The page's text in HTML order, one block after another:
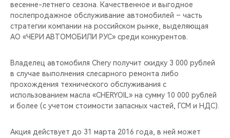
CHERY REMOTE
НАШИ МЕРОПРИЯТИЯ
ВИДЕООБЗОРЫ
CHERY ДЛЯ ДЕТЕЙ
весенне-летнего сезона. Качественное и выгодное
послепродажное обслуживание автомобилей – часть
стратегии компании на российском рынке, выделяющая
АО «ЧЕРИ АВТОМОБИЛИ РУС» среди конкурентов.
Владелец автомобиля Chery получит скидку 3 000 рублей
в случае выполнения слесарного ремонта либо
прохождения технического обслуживания с
использованием масла «CHERYOIL» на сумму 10 000 рублей
и более (с учетом стоимости запасных частей, ГСМ и НДС).
Акция действует до 31 марта 2016 года, в ней может